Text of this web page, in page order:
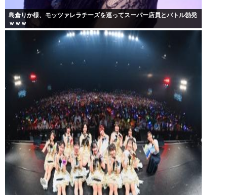
島倉りか様、モッツァレラチーズを巡ってスーパー店員とバトル勃発
ｗｗｗ